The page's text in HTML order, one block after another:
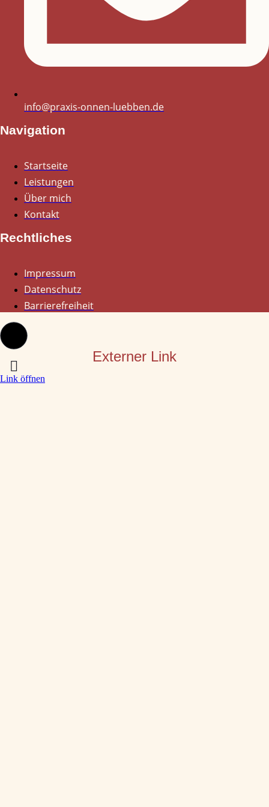
info@praxis-onnen-luebben.de
Navigation
Startseite
Leistungen
Über mich
Kontakt
Rechtliches
Impressum
Datenschutz
Barrierefreiheit
Externer Link
Link öffnen